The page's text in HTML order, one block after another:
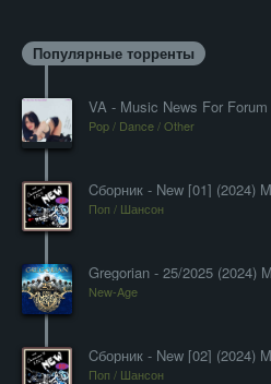
Популярные торренты
VA - Music News For
Pop / Dance / Other
Cборник - New [01] (2024)
Поп / Шансон
Gregorian - 25/2025 (2024)
New-Age
Cборник - New [02] (2024)
Поп / Шансон